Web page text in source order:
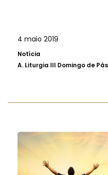
4 maio 2019
Notícia
A. Liturgia III Domingo de